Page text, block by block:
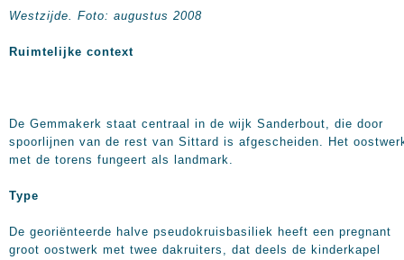
Westzijde. Foto: augustus 2008
Ruimtelijke context
De Gemmakerk staat centraal in de wijk Sanderbout, die door
spoorlijnen van de rest van Sittard is afgescheiden. Het
met de torens fungeert als landmark.
Type
De georiënteerde halve pseudokruisbasiliek heeft een pregnant
groot oostwerk met twee dakruiters, dat deels de kinderkapel